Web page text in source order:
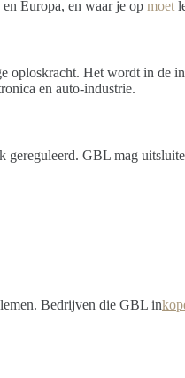
Europa, en waar je op moet
Het wordt in de
en auto-industrie.
GBL mag
Bedrijven die GBL in